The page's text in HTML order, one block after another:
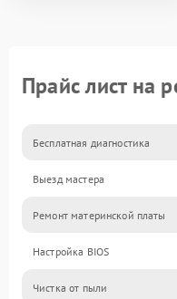
Прайс лист на
Бесплатная диагностика
Выезд мастера
Ремонт материнской платы
Настройка BIOS
Чистка от пыли